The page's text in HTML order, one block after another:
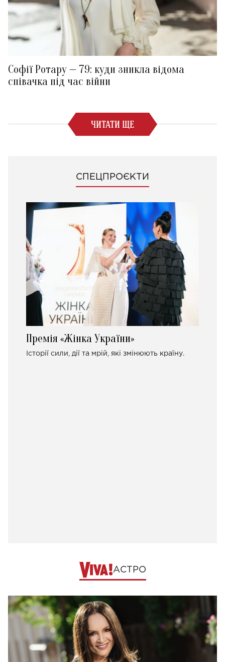
Софії Ротару — 79: куди зникла відома
співачка під час війни
ЧИТАТИ ЩЕ
СПЕЦПРОЄКТИ
Премія «Жінка України»
Історії сили, дії та мрій, які змінюють країну.
АСТРО